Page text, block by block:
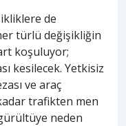
de
türlü değişikliğin
koşuluyor;
kesilecek. Yetkisiz
ve araç
trafikten men
neden